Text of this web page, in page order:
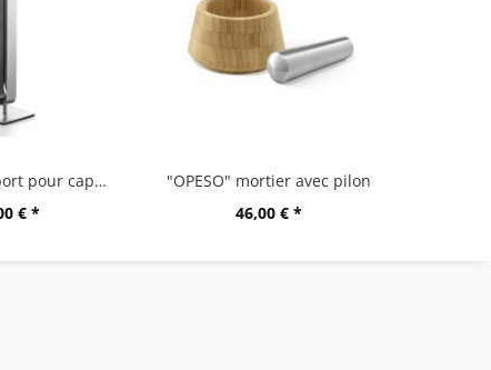
"CURO" support pour capsules
€ *
"OPESO" mortier avec pilon
46,00 € *